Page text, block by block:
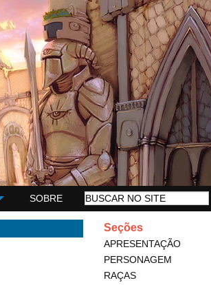
SOBRE
Seções
APRESENTAÇÃO
PERSONAGEM
RAÇAS